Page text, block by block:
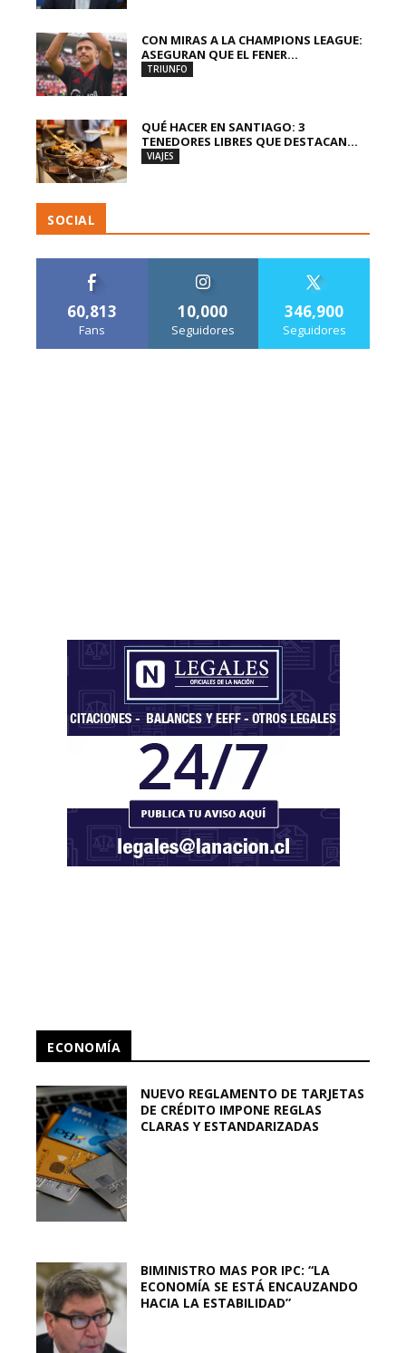
CON MIRAS A LA CHAMPIONS LEAGUE:
ASEGURAN QUE EL FENER...
TRIUNFO
QUÉ HACER EN SANTIAGO: 3
TENEDORES LIBRES QUE DESTACAN...
VIAJES
SOCIAL
60,813
Fans
10,000
Seguidores
346,900
Seguidores
ECONOMÍA
NUEVO REGLAMENTO DE TARJETAS
DE CRÉDITO IMPONE REGLAS
CLARAS Y ESTANDARIZADAS
BIMINISTRO MAS POR IPC: “LA
ECONOMÍA SE ESTÁ ENCAUZANDO
HACIA LA ESTABILIDAD”